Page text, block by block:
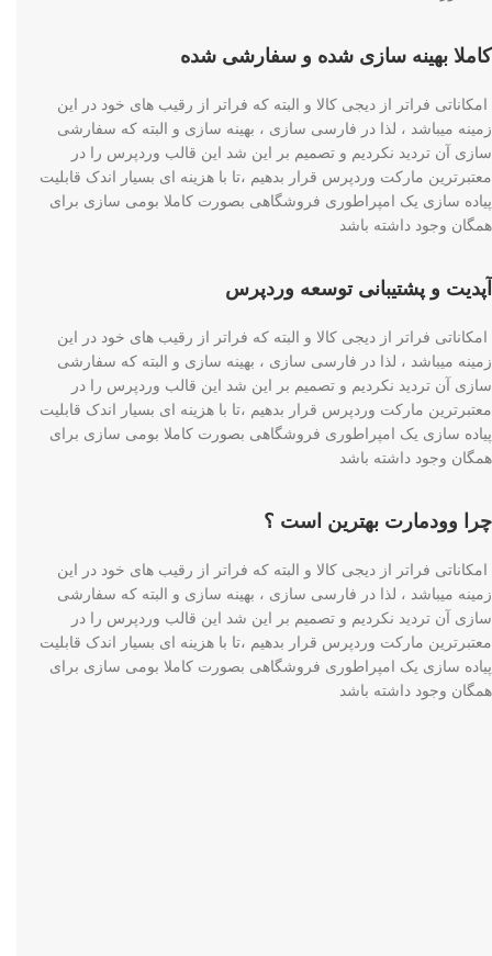
کاملا بهینه سازی شده و سفارشی شده
امکاناتی فراتر از دیجی کالا و البته که فراتر از رقیب های خود در این
زمینه میباشد ، لذا در فارسی سازی ، بهینه سازی و البته که سفارشی
سازی آن تردید نکردیم و تصمیم بر این شد این قالب وردپرس را در
معتبرترین مارکت وردپرس قرار بدهیم ،تا با هزینه ای بسیار اندک قابلیت
پیاده سازی یک امپراطوری فروشگاهی بصورت کاملا بومی سازی برای
همگان وجود داشته باشد
آپدیت و پشتیبانی توسعه وردپرس
امکاناتی فراتر از دیجی کالا و البته که فراتر از رقیب های خود در این
زمینه میباشد ، لذا در فارسی سازی ، بهینه سازی و البته که سفارشی
سازی آن تردید نکردیم و تصمیم بر این شد این قالب وردپرس را در
معتبرترین مارکت وردپرس قرار بدهیم ،تا با هزینه ای بسیار اندک قابلیت
پیاده سازی یک امپراطوری فروشگاهی بصورت کاملا بومی سازی برای
همگان وجود داشته باشد
چرا وودمارت بهترین است ؟
امکاناتی فراتر از دیجی کالا و البته که فراتر از رقیب های خود در این
زمینه میباشد ، لذا در فارسی سازی ، بهینه سازی و البته که سفارشی
سازی آن تردید نکردیم و تصمیم بر این شد این قالب وردپرس را در
معتبرترین مارکت وردپرس قرار بدهیم ،تا با هزینه ای بسیار اندک قابلیت
پیاده سازی یک امپراطوری فروشگاهی بصورت کاملا بومی سازی برای
همگان وجود داشته باشد